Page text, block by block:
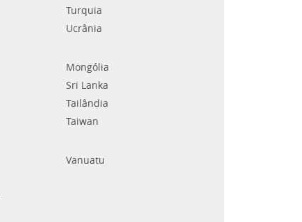
Turquia
Ucrânia
Mongólia
Sri Lanka
Tailândia
Taiwan
Vanuatu